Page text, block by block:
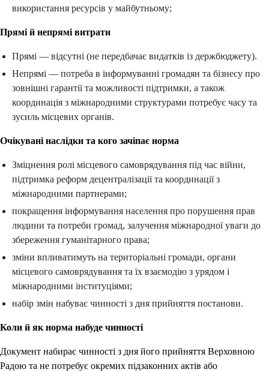
використання ресурсів у майбутньому;
Прямі й непрямі витрати
Прямі — відсутні (не передбачає видатків із держбюджету).
Непрямі — потреба в інформуванні громадян та бізнесу про
зовнішні гарантії та можливості підтримки, а також
координація з міжнародними структурами потребує часу та
зусиль місцевих органів.
Очікувані наслідки та кого зачіпає норма
Зміцнення ролі місцевого самоврядування під час війни,
підтримка реформ децентралізації та координації з
міжнародними партнерами;
покращення інформування населення про порушення прав
людини та потреби громад, залучення міжнародної уваги до
збереження гуманітарного права;
зміни впливатимуть на територіальні громади, органи
місцевого самоврядування та їх взаємодію з урядом і
міжнародними інституціями;
набір змін набуває чинності з дня прийняття постанови.
Коли й як норма набуде чинності
Документ набирає чинності з дня його прийняття Верховною
Радою та не потребує окремих підзаконних актів або